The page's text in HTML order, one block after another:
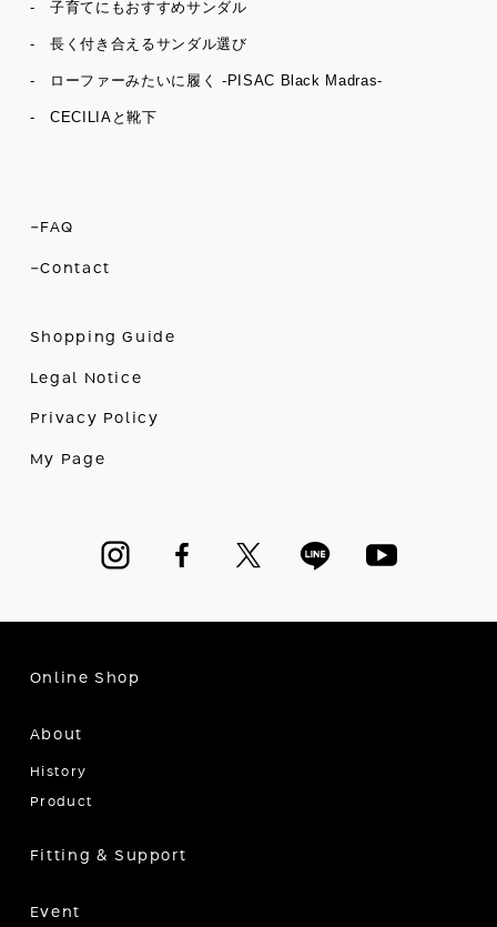
- 子育てにもおすすめサンダル
- 長く付き合えるサンダル選び
- ローファーみたいに履く -PISAC Black Madras-
- CECILIAと靴下
-FAQ
-Contact
Shopping Guide
Legal Notice
Privacy Policy
My Page
Online Shop
About
History
Product
Fitting & Support
Event